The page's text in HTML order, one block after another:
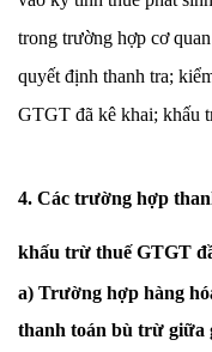
trong trường hợp cơ
quyết định thanh tra;
GTGT đã kê khai; khấu
4. Các trường hợp
khấu trừ thuế GTGT
a) Trường hợp hàng
thanh toán bù trừ giữa